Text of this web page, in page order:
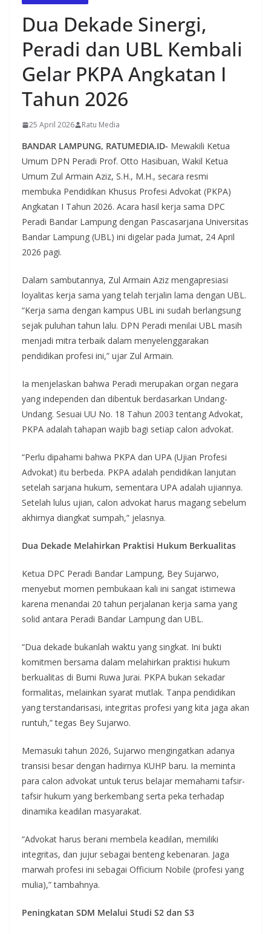
Dua Dekade Sinergi,
Peradi dan UBL Kembali
Gelar PKPA Angkatan I
Tahun 2026
25 April 2026 Ratu Media
BANDAR LAMPUNG, RATUMEDIA.ID- Mewakili Ketua
Umum DPN Peradi Prof. Otto Hasibuan, Wakil Ketua
Umum Zul Armain Aziz, S.H., M.H., secara resmi
membuka Pendidikan Khusus Profesi Advokat (PKPA)
Angkatan I Tahun 2026. Acara hasil kerja sama DPC
Peradi Bandar Lampung dengan Pascasarjana Universitas
Bandar Lampung (UBL) ini digelar pada Jumat, 24 April
2026 pagi.
Dalam sambutannya, Zul Armain Aziz mengapresiasi
loyalitas kerja sama yang telah terjalin lama dengan UBL.
“Kerja sama dengan kampus UBL ini sudah berlangsung
sejak puluhan tahun lalu. DPN Peradi menilai UBL masih
menjadi mitra terbaik dalam menyelenggarakan
pendidikan profesi ini,” ujar Zul Armain.
Ia menjelaskan bahwa Peradi merupakan organ negara
yang independen dan dibentuk berdasarkan Undang-
Undang. Sesuai UU No. 18 Tahun 2003 tentang Advokat,
PKPA adalah tahapan wajib bagi setiap calon advokat.
“Perlu dipahami bahwa PKPA dan UPA (Ujian Profesi
Advokat) itu berbeda. PKPA adalah pendidikan lanjutan
setelah sarjana hukum, sementara UPA adalah ujiannya.
Setelah lulus ujian, calon advokat harus magang sebelum
akhirnya diangkat sumpah,” jelasnya.
Dua Dekade Melahirkan Praktisi Hukum Berkualitas
Ketua DPC Peradi Bandar Lampung, Bey Sujarwo,
menyebut momen pembukaan kali ini sangat istimewa
karena menandai 20 tahun perjalanan kerja sama yang
solid antara Peradi Bandar Lampung dan UBL.
“Dua dekade bukanlah waktu yang singkat. Ini bukti
komitmen bersama dalam melahirkan praktisi hukum
berkualitas di Bumi Ruwa Jurai. PKPA bukan sekadar
formalitas, melainkan syarat mutlak. Tanpa pendidikan
yang terstandarisasi, integritas profesi yang kita jaga akan
runtuh,” tegas Bey Sujarwo.
Memasuki tahun 2026, Sujarwo mengingatkan adanya
transisi besar dengan hadirnya KUHP baru. Ia meminta
para calon advokat untuk terus belajar memahami tafsir-
tafsir hukum yang berkembang serta peka terhadap
dinamika keadilan masyarakat.
“Advokat harus berani membela keadilan, memiliki
integritas, dan jujur sebagai benteng kebenaran. Jaga
marwah profesi ini sebagai Officium Nobile (profesi yang
mulia),” tambahnya.
Peningkatan SDM Melalui Studi S2 dan S3